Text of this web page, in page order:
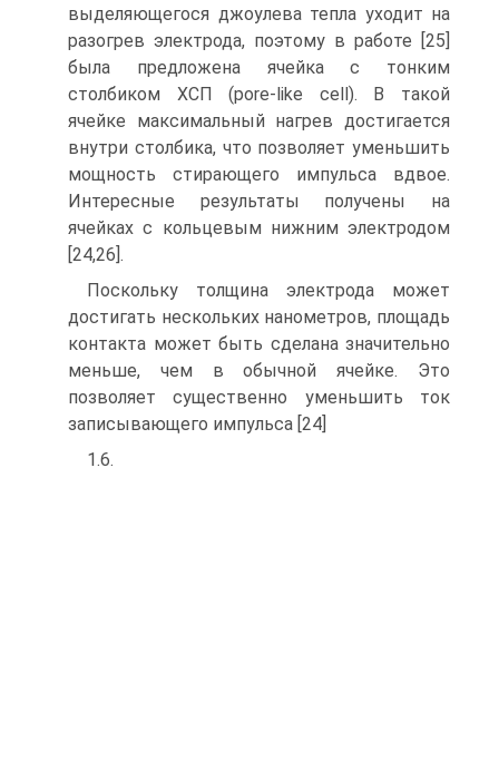
выделяющегося джоулева тепла уходит на
разогрев электрода, поэтому в работе [25]
была предложена ячейка с тонким
столбиком ХСП (pore-like cell). В такой
ячейке максимальный нагрев достигается
внутри столбика, что позволяет уменьшить
мощность стирающего импульса вдвое.
Интересные результаты получены на
ячейках с кольцевым нижним электродом
[24,26].
Поскольку толщина электрода может
достигать нескольких нанометров, площадь
контакта может быть сделана значительно
меньше, чем в обычной ячейке. Это
позволяет существенно уменьшить ток
записывающего импульса [24]
1.6.